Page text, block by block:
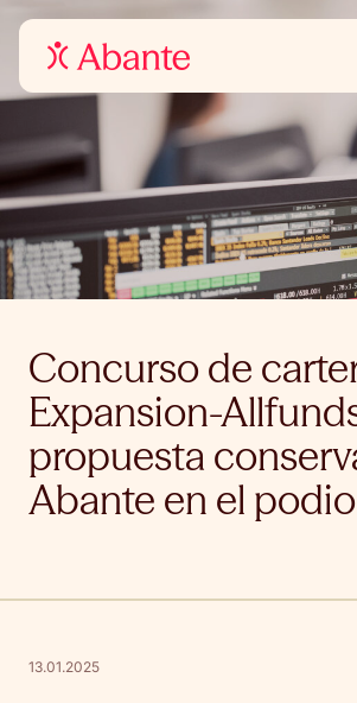
Concurso de
Expansion-
propuesta
Abante en el podio
13.01.2025